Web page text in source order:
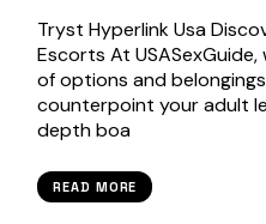
Tryst Hyperlink Usa
Escorts At
of options and
counterpoint your adult
depth boa
READ MORE